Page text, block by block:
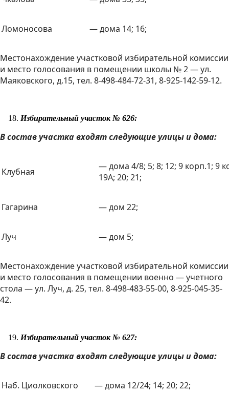
Ломоносова — дома 14; 16;
Местонахождение участковой избирательной комиссии
и место голосования в помещении школы № 2 — ул.
Маяковского, д.15, тел. 8-498-484-72-31, 8-925-142-59-12.
Избирательный участок № 626:
В состав участка входят следующие улицы и дома:
Клубная
— дома 4/8; 5; 8; 12; 9 корп.1; 9
19A; 20; 21;
Гагарина — дом 22;
Луч — дом 5;
Местонахождение участковой избирательной комиссии
и место голосования в помещении военно — учетного
стола — ул. Луч, д. 25, тел. 8-498-483-55-00, 8-925-045-35-
42.
Избирательный участок № 627:
В состав участка входят следующие улицы и дома:
Наб. Циолковского — дома 12/24; 14; 20; 22;